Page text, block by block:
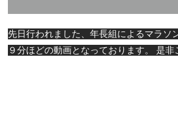
先日行われました、年長組によるマラソ
９分ほどの動画となっております。 是非